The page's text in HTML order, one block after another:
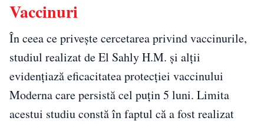
Vaccinuri
În ceea ce privește cercetarea privind vaccinurile,
studiul realizat de El Sahly H.M. și alții
evidențiază eficacitatea protecției vaccinului
Moderna care persistă cel puțin 5 luni. Limita
acestui studiu constă în faptul că a fost realizat